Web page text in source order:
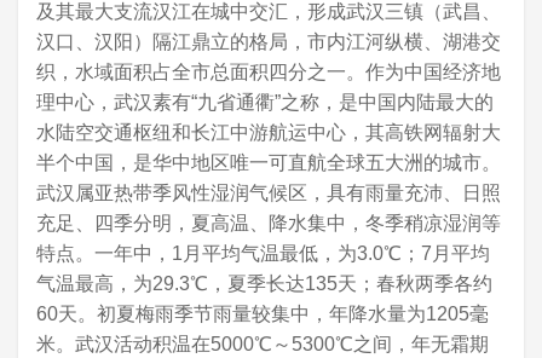
及其最大支流汉江在城中交汇，形成武汉三镇（武昌、
汉口、汉阳）隔江鼎立的格局，市内江河纵横、湖港交
织，水域面积占全市总面积四分之一。作为中国经济地
理中心，武汉素有“九省通衢”之称，是中国内陆最大的
水陆空交通枢纽和长江中游航运中心，其高铁网辐射大
半个中国，是华中地区唯一可直航全球五大洲的城市。
武汉属亚热带季风性湿润气候区，具有雨量充沛、日照
充足、四季分明，夏高温、降水集中，冬季稍凉湿润等
特点。一年中，1月平均气温最低，为3.0℃；7月平均
气温最高，为29.3℃，夏季长达135天；春秋两季各约
60天。初夏梅雨季节雨量较集中，年降水量为1205毫
米。武汉活动积温在5000℃～5300℃之间，年无霜期